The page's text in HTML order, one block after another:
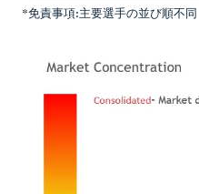
*免責事項:主要選手の並び順不同